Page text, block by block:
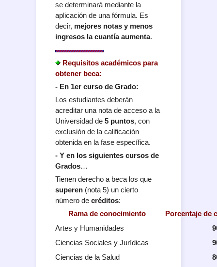
se determinará mediante la
aplicación de una fórmula. Es
decir, mejores notas y menos
ingresos la cuantía aumenta.
Requisitos académicos para
obtener beca:
- En 1er curso de Grado:
Los estudiantes deberán
acreditar una nota de acceso a la
Universidad de 5 puntos, con
exclusión de la calificación
obtenida en la fase específica.
- Y en los siguientes cursos de
Grados…
Tienen derecho a beca los que
superen (nota 5) un cierto
número de créditos:
Rama de conocimiento
Porcentaje de
Artes y Humanidades
Ciencias Sociales y Jurídicas
Ciencias de la Salud